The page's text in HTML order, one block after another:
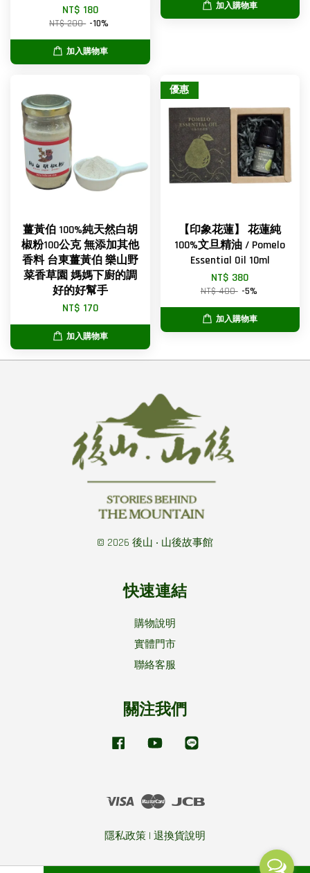
NT$ 180
NT$ 200 -10%
加入購物車
加入購物車
薑黃伯 100%純天然白胡
椒粉100公克 無添加其他
香料 台東薑黃伯 樂山野
菜香草園 媽媽下廚的調
好的好幫手
NT$ 170
加入購物車
優惠
【印象花蓮】 花蓮純
100%文旦精油 / Pomelo
Essential Oil 10ml
NT$ 380
NT$ 400 -5%
加入購物車
© 2026 後山 ‧ 山後故事館
快速連結
購物說明
實體門市
聯絡客服
關注我們
Facebook YouTube
Visa Master
隱私政策 | 退換貨說明